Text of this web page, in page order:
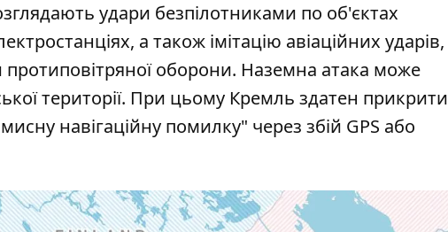
удари безпілотниками по об'єктах
а також імітацію авіаційних ударів,
оборони. Наземна атака може
території. При цьому Кремль здатен прикрити
навігаційну помилку" через збій GPS або